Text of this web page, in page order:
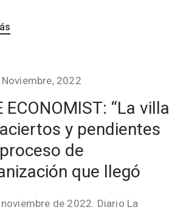
Noviembre, 2022
ECONOMIST: “La villa
y pendientes
de
que llegó
de 2022. Diario La